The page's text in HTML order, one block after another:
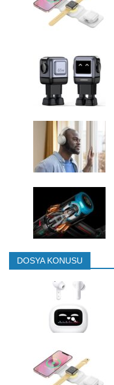
DOSYA KONUSU